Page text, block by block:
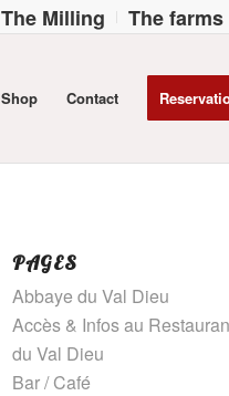
The Milling The farms
Shop Contact
PAGES
Abbaye du Val Dieu
Accès & Infos au
du Val Dieu
Bar / Café